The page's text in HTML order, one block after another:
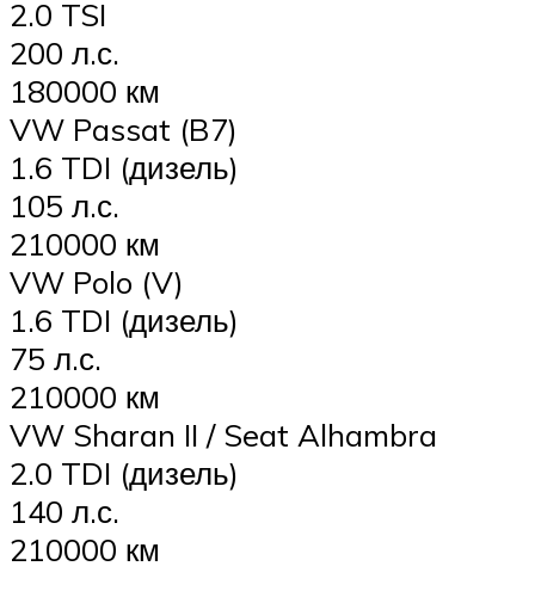
2.0 TSI
200 л.с.
180000 км
VW Passat (B7)
1.6 TDI (дизель)
105 л.с.
210000 км
VW Polo (V)
1.6 TDI (дизель)
75 л.с.
210000 км
VW Sharan II / Seat Alhambra
2.0 TDI (дизель)
140 л.с.
210000 км